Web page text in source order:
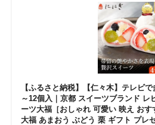
【ふるさと納税】【仁々木】テレビ
～12個入｜京都 スイーツブランド レ
ーツ大福［おしゃれ 可愛い 映え お
大福 あまおう ぶどう 栗 ギフト プレ